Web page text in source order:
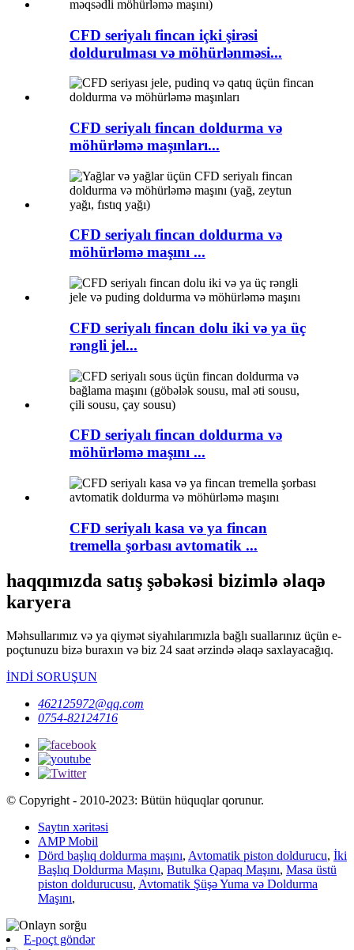
CFD seriyalı fincan içki şirəsi
doldurulması və möhürlənməsi...
CFD seriyalı fincan doldurma və
möhürləmə maşınları...
CFD seriyalı fincan doldurma və
möhürləmə maşını ...
CFD seriyalı fincan dolu iki və ya üç
rəngli jel...
CFD seriyalı fincan doldurma və
möhürləmə maşını ...
CFD seriyalı kasa və ya fincan
tremella şorbası avtomatik ...
haqqımızda satış şəbəkəsi bizimlə əlaqə
karyera
Məhsullarımız və ya qiymət siyahılarımızla bağlı suallarınız üçün e-
poçtunuzu bizə buraxın və biz 24 saat ərzində əlaqə saxlayacağıq.
İNDİ SORUŞUN
462125972@qq.com
0754-82124716
© Copyright - 2010-2023: Bütün hüquqlar qorunur.
Saytın xəritəsi
AMP Mobil
Dörd başlıq doldurma maşını, Avtomatik piston doldurucu, İki
Başlıq Doldurma Maşını, Butulka Qapaq Maşını, Masa üstü
piston doldurucusu, Avtomatik Şüşə Yuma və Doldurma
Maşını,
E-poçt göndər